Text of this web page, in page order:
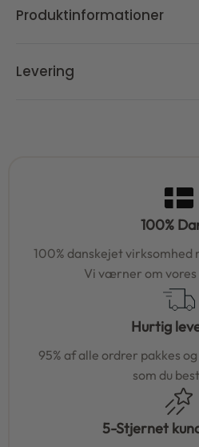
Produktinformationer
Levering
100%
100% danskejet virksomhed
Vi værner om
Hurtig
95% af alle ordrer pakkes
som du
5-Stjernet